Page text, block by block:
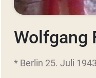
Wolfgang
* Berlin 25. Juli 1943